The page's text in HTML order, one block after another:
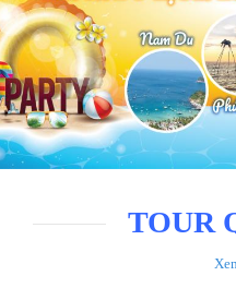
TOUR